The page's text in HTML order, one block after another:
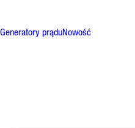
Generatory prąduNowość